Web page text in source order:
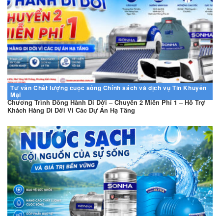
Tư vấn Chất lượng cuộc sống Chính sách và dịch vụ Tin Khuyến
Mại
Chương Trình Đồng Hành Di Dời – Chuyển 2 Miễn Phí 1 – Hỗ Trợ
Khách Hàng Di Dời Vì Các Dự Án Hạ Tầng